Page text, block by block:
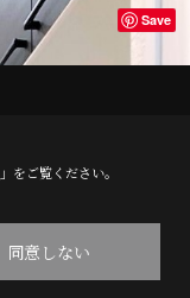
Save
」をご覧ください。
同意しない